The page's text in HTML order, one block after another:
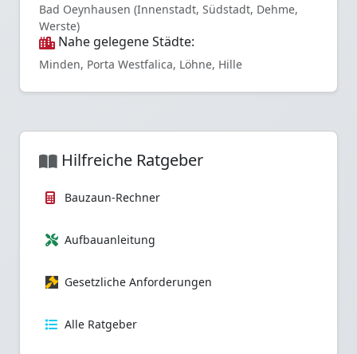
Bad Oeynhausen (Innenstadt, Südstadt, Dehme,
Werste)
Nahe gelegene Städte:
Minden, Porta Westfalica, Löhne, Hille
Hilfreiche Ratgeber
Bauzaun-Rechner
Aufbauanleitung
Gesetzliche Anforderungen
Alle Ratgeber